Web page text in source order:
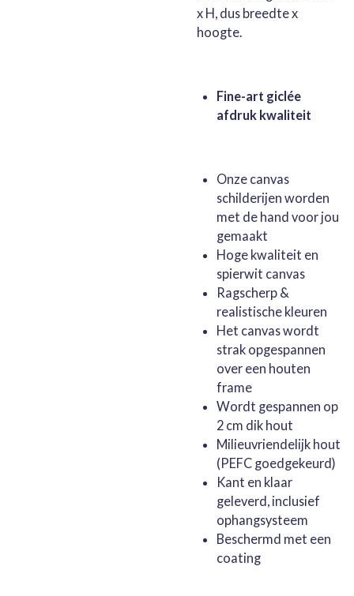
x H, dus breedte x
hoogte.
Fine-art giclée
afdruk kwaliteit
Onze canvas
schilderijen worden
met de hand voor jou
gemaakt
Hoge kwaliteit en
spierwit canvas
Ragscherp &
realistische kleuren
Het canvas wordt
strak opgespannen
over een houten
frame
Wordt gespannen op
2 cm dik hout
Milieuvriendelijk hout
(PEFC goedgekeurd)
Kant en klaar
geleverd, inclusief
ophangsysteem
Beschermd met een
coating